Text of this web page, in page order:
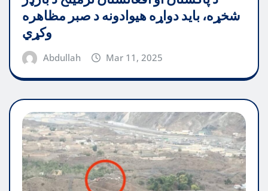
شخړه، باید دواړه هیوادونه د صبر مظاهره
وکړي
Abdullah Mar 11, 2025